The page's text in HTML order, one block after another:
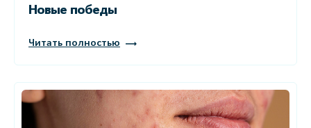
Новые победы
Читать полностью